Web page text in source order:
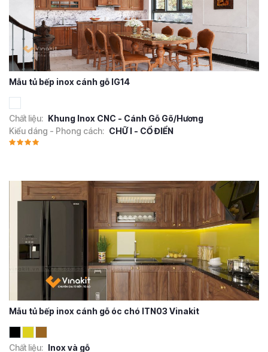
Mẫu tủ bếp inox cánh gỗ IG14
Chất liệu: Khung Inox CNC - Cánh Gỗ Gõ/Hương
Kiểu dáng - Phong cách: CHỮ I - CỔ ĐIỂN
Mẫu tủ bếp inox cánh gỗ óc chó ITN03 Vinakit
Chất liệu: Inox và gỗ